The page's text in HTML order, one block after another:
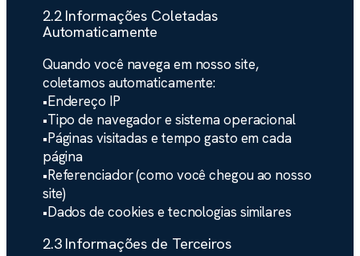
2.2 Informações Coletadas
Automaticamente
Quando você navega em nosso site,
coletamos automaticamente:
•Endereço IP
•Tipo de navegador e sistema operacional
•Páginas visitadas e tempo gasto em cada
página
•Referenciador (como você chegou ao nosso
site)
•Dados de cookies e tecnologias similares
2.3 Informações de Terceiros